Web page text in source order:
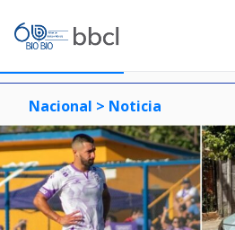
Nacional > Noticia